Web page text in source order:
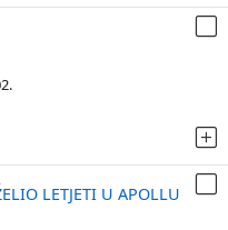
LETJETI U APOLLU